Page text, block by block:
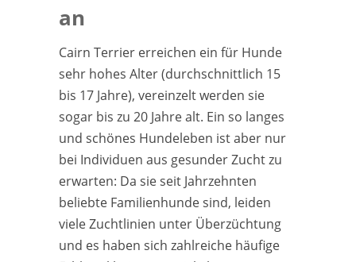
an
Cairn Terrier erreichen ein für Hunde
sehr hohes Alter (durchschnittlich 15
bis 17 Jahre), vereinzelt werden sie
sogar bis zu 20 Jahre alt. Ein so langes
und schönes Hundeleben ist aber nur
bei Individuen aus gesunder Zucht zu
erwarten: Da sie seit Jahrzehnten
beliebte Familienhunde sind, leiden
viele Zuchtlinien unter Überzüchtung
und es haben sich zahlreiche häufige